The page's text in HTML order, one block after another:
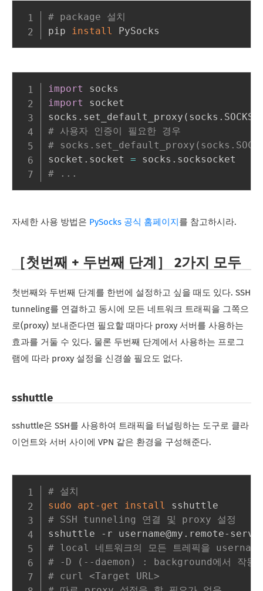
# package 설치
pip install
import
import socket
socks . set_default_proxy ( socks . SOCKS5
# 사용자 인증이 필요한 경우
#
socket . socket = socks .
# ...
자세한 사용 방법은 PySocks 공식 홈페이지 를 참고하시라.
［첫번째 + 두번째 단계］ 2가지 모두
첫번째와 두번째 단계를 한번에 설정하고 싶을 때도 있다. SSH
tunneling를 연결하고 동시에 모든 네트워크 트래픽을 그쪽으
로(proxy) 보내준다면 필요할 때마다 proxy 서버를 사용하는
효과를 거둘 수 있다. 물론 두번째 단계에서 사용하는 프로그
램에 따라 proxy 설정을 신경쓸 필요도 없다.
sshuttle
sshuttle은 SSH를 사용하여 트래픽을 터널링하는 도구로 클라
이언트와 서버 사이에 VPN 같은 환경을 구성해준다.
# 설치
sudo
apt-get install
# SSH tunneling 연결 및 proxy 설정
sshuttle -r username@my.remote-
# local 네트워크의 모든 트레픽을
# -D (--daemon) : background에서 작동
# curl <Target URL>